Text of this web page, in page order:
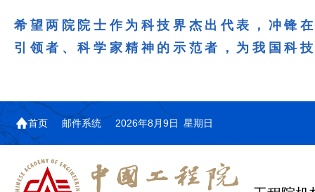
希望两院院士作为科技界杰出代表，冲锋
引领者、科学家精神的示范者，为我国科
首页 邮件系统 2026年8月9日 星期日